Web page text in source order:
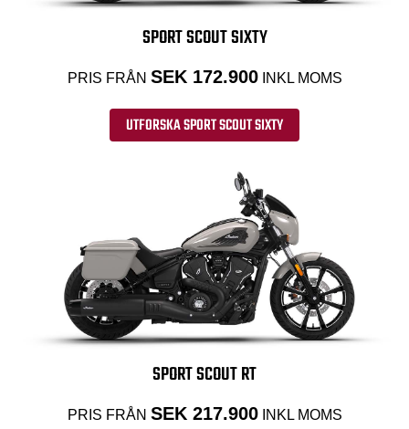
SPORT SCOUT SIXTY
PRIS FRÅN SEK 172.900 INKL MOMS
UTFORSKA SPORT SCOUT SIXTY
SPORT SCOUT RT
PRIS FRÅN SEK 217.900 INKL MOMS